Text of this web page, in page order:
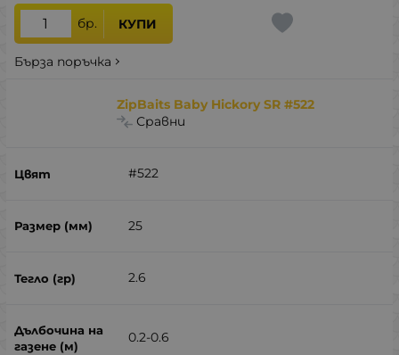
бр. КУПИ
Бърза поръчка
ZipBaits Baby Hickory SR #522
Сравни
#522
25
2.6
0.2-0.6